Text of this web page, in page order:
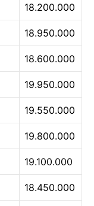
18.200.000
18.950.000
18.600.000
19.950.000
19.550.000
19.800.000
19.100.000
18.450.000